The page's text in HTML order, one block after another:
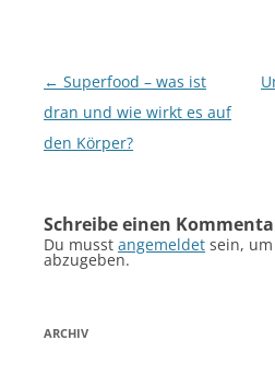
Beitragsnavigation
← Superfood – was ist
dran und wie wirkt es auf
den Körper?
Schreibe einen
Du musst angemeldet sein,
abzugeben.
ARCHIV